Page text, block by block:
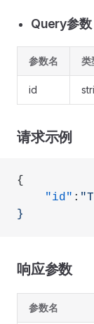
Query参数
参数名 类
id
请求示例
{
    "id"
:
}
响应参数
参数名